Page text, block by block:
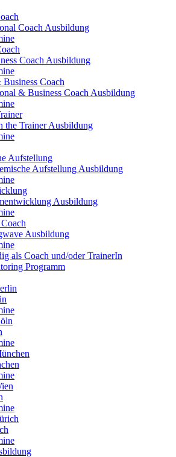
Coach Ausbildung
Coach Ausbildung
Business Coach
& Business Coach Ausbildung
the Trainer Ausbildung
Aufstellung
Aufstellung Ausbildung
Ausbildung
Ausbildung
als Coach und/oder TrainerIn
Programm